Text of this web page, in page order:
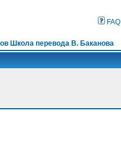
FAQ
Школа перевода В. Баканова